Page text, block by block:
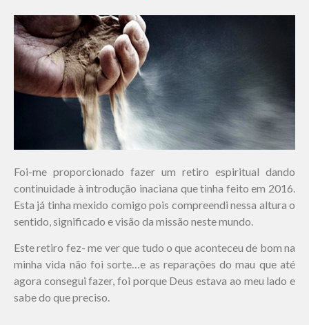
Foi-me proporcionado fazer um retiro espiritual dando
continuidade à introdução inaciana que tinha feito em 2016.
Esta já tinha mexido comigo pois compreendi nessa altura o
sentido, significado e visão da missão neste mundo.
Este retiro fez- me ver que tudo o que aconteceu de bom na
minha vida não foi sorte…e as reparações do mau que até
agora consegui fazer, foi porque Deus estava ao meu lado e
sabe do que preciso.